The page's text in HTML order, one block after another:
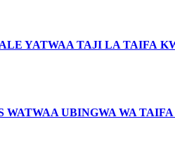
YATWAA TAJI LA TAIFA
WATWAA UBINGWA WA TAIFA